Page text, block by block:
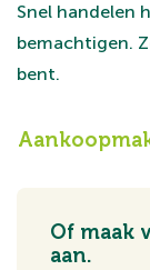
Snel handelen
bemachtigen.
bent.
Of maak
aan.